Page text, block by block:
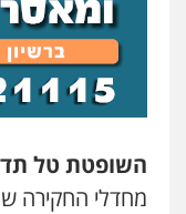
השופטת טל
מחדלי החקירה